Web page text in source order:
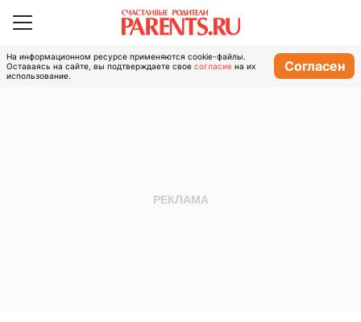
На информационном ресурсе применяются cookie-файлы.
Оставаясь на сайте, вы подтверждаете свое согласие на их
использование.
Согласен